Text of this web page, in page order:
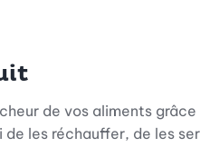
de vos aliments
les réchauffer, de les